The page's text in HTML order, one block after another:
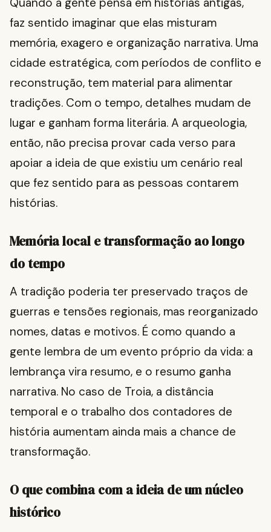
faz sentido imaginar que elas misturam
memória, exagero e organização narrativa. Uma
cidade estratégica, com períodos de conflito e
reconstrução, tem material para alimentar
tradições. Com o tempo, detalhes mudam de
lugar e ganham forma literária. A arqueologia,
então, não precisa provar cada verso para
apoiar a ideia de que existiu um cenário real
que fez sentido para as pessoas contarem
histórias.
Memória local e transformação ao longo
do tempo
A tradição poderia ter preservado traços de
guerras e tensões regionais, mas reorganizado
nomes, datas e motivos. É como quando a
gente lembra de um evento próprio da vida: a
lembrança vira resumo, e o resumo ganha
narrativa. No caso de Troia, a distância
temporal e o trabalho dos contadores de
história aumentam ainda mais a chance de
transformação.
O que combina com a ideia de um núcleo
histórico